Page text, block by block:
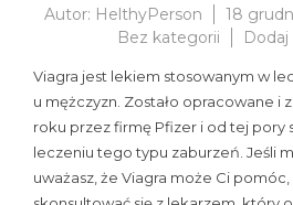
Autor: HelthyPerson 18
Bez kategorii
Viagra jest lekiem stosowanym w
u mężczyzn. Zostało opracowane i
roku przez firmę Pfizer i od tej pory
leczeniu tego typu zaburzeń. Jeśli
uważasz, że Viagra może Ci